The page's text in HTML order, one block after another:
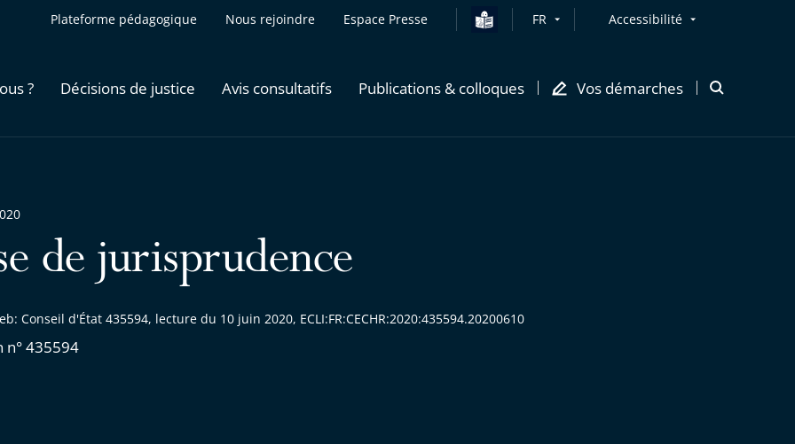
Plateforme pédagogique Nous rejoindre Espace Presse FR Accessibilité
? Décisions de justice Avis consultatifs Publications & colloques Vos démarches
Ouvrir
de jurisprudence
Conseil d'État 435594, lecture du 10 juin 2020, ECLI:FR:CECHR:2020:435594.20200610
n° 435594